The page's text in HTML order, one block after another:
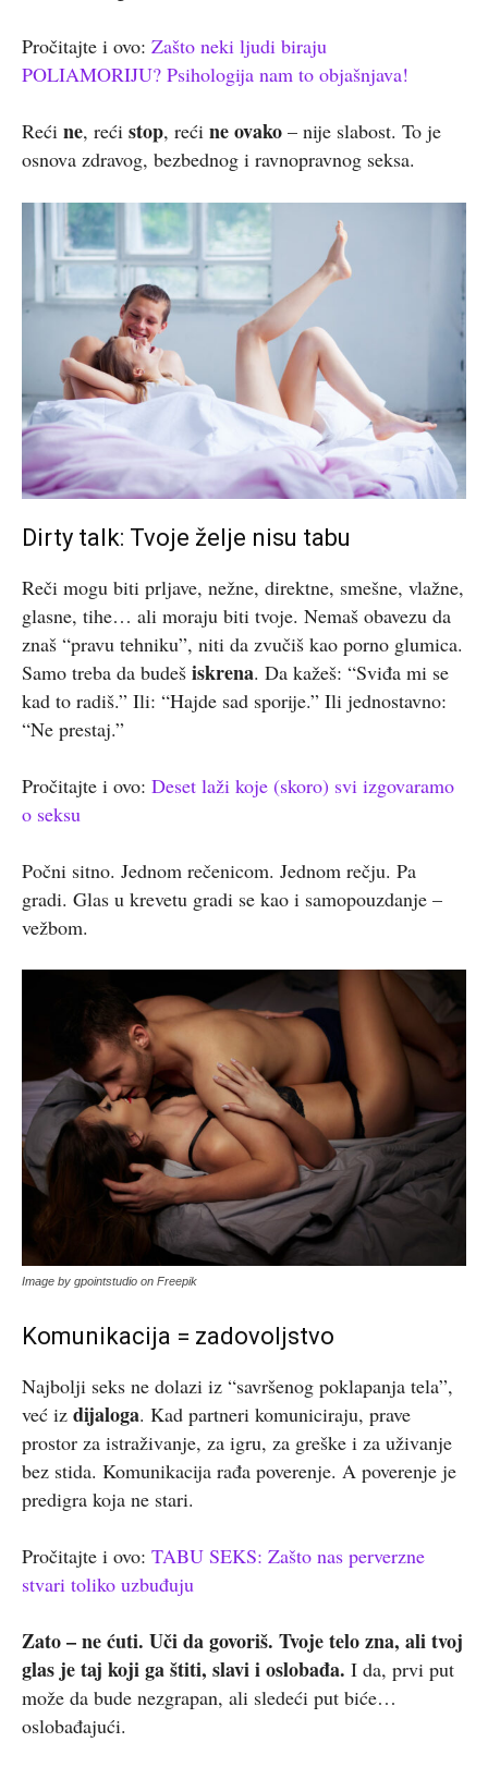
Pročitajte i ovo: Zašto neki ljudi biraju
POLIAMORIJU? Psihologija nam to objašnjava!
Reći ne, reći stop, reći ne ovako – nije slabost. To je
osnova zdravog, bezbednog i ravnopravnog seksa.
Dirty talk: Tvoje želje nisu tabu
Reči mogu biti prljave, nežne, direktne, smešne, vlažne,
glasne, tihe… ali moraju biti tvoje. Nemaš obavezu da
znaš “pravu tehniku”, niti da zvučiš kao porno glumica.
Samo treba da budeš iskrena. Da kažeš: “Sviđa mi se
kad to radiš.” Ili: “Hajde sad sporije.” Ili jednostavno:
“Ne prestaj.”
Pročitajte i ovo: Deset laži koje (skoro) svi izgovaramo
o seksu
Počni sitno. Jednom rečenicom. Jednom rečju. Pa
gradi. Glas u krevetu gradi se kao i samopouzdanje –
vežbom.
Image by gpointstudio on Freepik
Komunikacija = zadovoljstvo
Najbolji seks ne dolazi iz “savršenog poklapanja tela”,
već iz dijaloga. Kad partneri komuniciraju, prave
prostor za istraživanje, za igru, za greške i za uživanje
bez stida. Komunikacija rađa poverenje. A poverenje je
predigra koja ne stari.
Pročitajte i ovo: TABU SEKS: Zašto nas perverzne
stvari toliko uzbuđuju
Zato – ne ćuti. Uči da govoriš. Tvoje telo zna, ali tvoj
glas je taj koji ga štiti, slavi i oslobađa. I da, prvi put
može da bude nezgrapan, ali sledeći put biće…
oslobađajući.